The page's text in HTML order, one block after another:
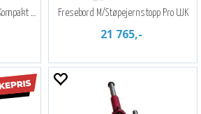
Fresebord M/Støpejernstopp Kompakt Ujk Fresebord M/Støpejernstopp Pro UJK
21 765,-